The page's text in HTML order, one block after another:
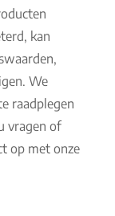
kan
We
raadplegen
vragen of
op met onze